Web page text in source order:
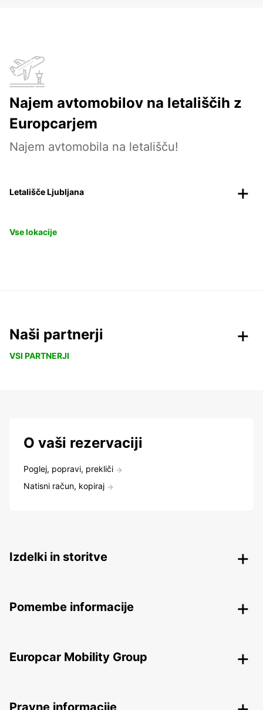
Najem avtomobilov na letališčih z
Europcarjem
Najem avtomobila na letališču!
Letališče Ljubljana
Vse lokacije
Naši partnerji
VSI PARTNERJI
O vaši rezervaciji
Poglej, popravi, prekliči
Natisni račun, kopiraj
Izdelki in storitve
Pomembe informacije
Europcar Mobility Group